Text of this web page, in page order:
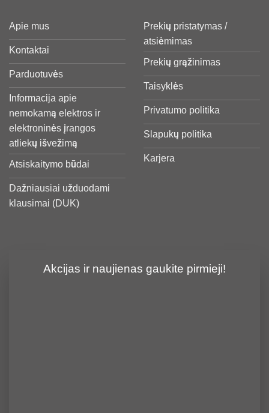
Apie mus
Kontaktai
Parduotuvės
Informacija apie
nemokamą elektros ir
elektroninės įrangos
atliekų išvežimą
Atsiskaitymo būdai
Dažniausiai užduodami
klausimai (DUK)
Prekių pristatymas /
atsiėmimas
Prekių grąžinimas
Taisyklės
Privatumo politika
Slapukų politika
Karjera
Akcijas ir naujienas gaukite pirmieji!